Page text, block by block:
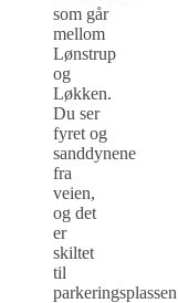
som går
mellom
Lønstrup
og
Løkken.
Du ser
fyret og
sanddynene
fra
veien,
og det
er
skiltet
til